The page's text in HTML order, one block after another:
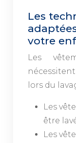
Les
votre
Les
lors du
Les
être
Les